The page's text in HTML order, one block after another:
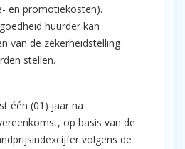
en promotiekosten).
huurder kan
van de zekerheidstelling
stellen.
één (01) jaar na
op basis van de
volgens de